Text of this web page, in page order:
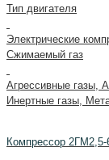
Тип двигателя
Электрические
Сжимаемый газ
Агрессивные газы,
Инертные газы,
Компрессор 2ГМ2,5-